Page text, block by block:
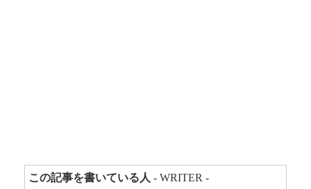
この記事を書いている人 - WRITER -